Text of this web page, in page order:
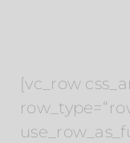
[vc_row